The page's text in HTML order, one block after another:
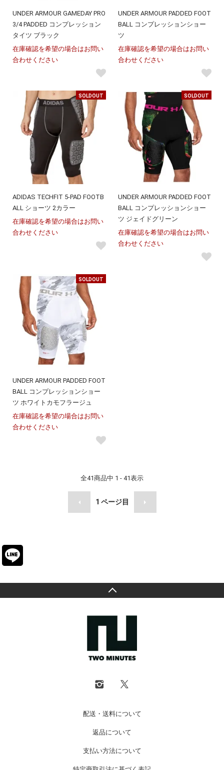
UNDER ARMOUR GAMEDAY PRO
3/4 PADDED コンプレッション
タイツ ブラック
在庫確認を希望の場合はお問い
合わせください
UNDER ARMOUR PADDED FOOT
BALL コンプレッションショー
ツ
在庫確認を希望の場合はお問い
合わせください
SOLDOUT
ADIDAS TECHFIT 5-PAD FOOTB
ALL ショーツ 2カラー
在庫確認を希望の場合はお問い
合わせください
SOLDOUT
UNDER ARMOUR PADDED FOOT
BALL コンプレッションショー
ツ ジェイドグリーン
在庫確認を希望の場合はお問い
合わせください
SOLDOUT
UNDER ARMOUR PADDED FOOT
BALL コンプレッションショー
ツ ホワイトカモフラージュ
在庫確認を希望の場合はお問い
合わせください
全41商品中 1 - 41表示
1 ページ目
配送・送料について
返品について
支払い方法について